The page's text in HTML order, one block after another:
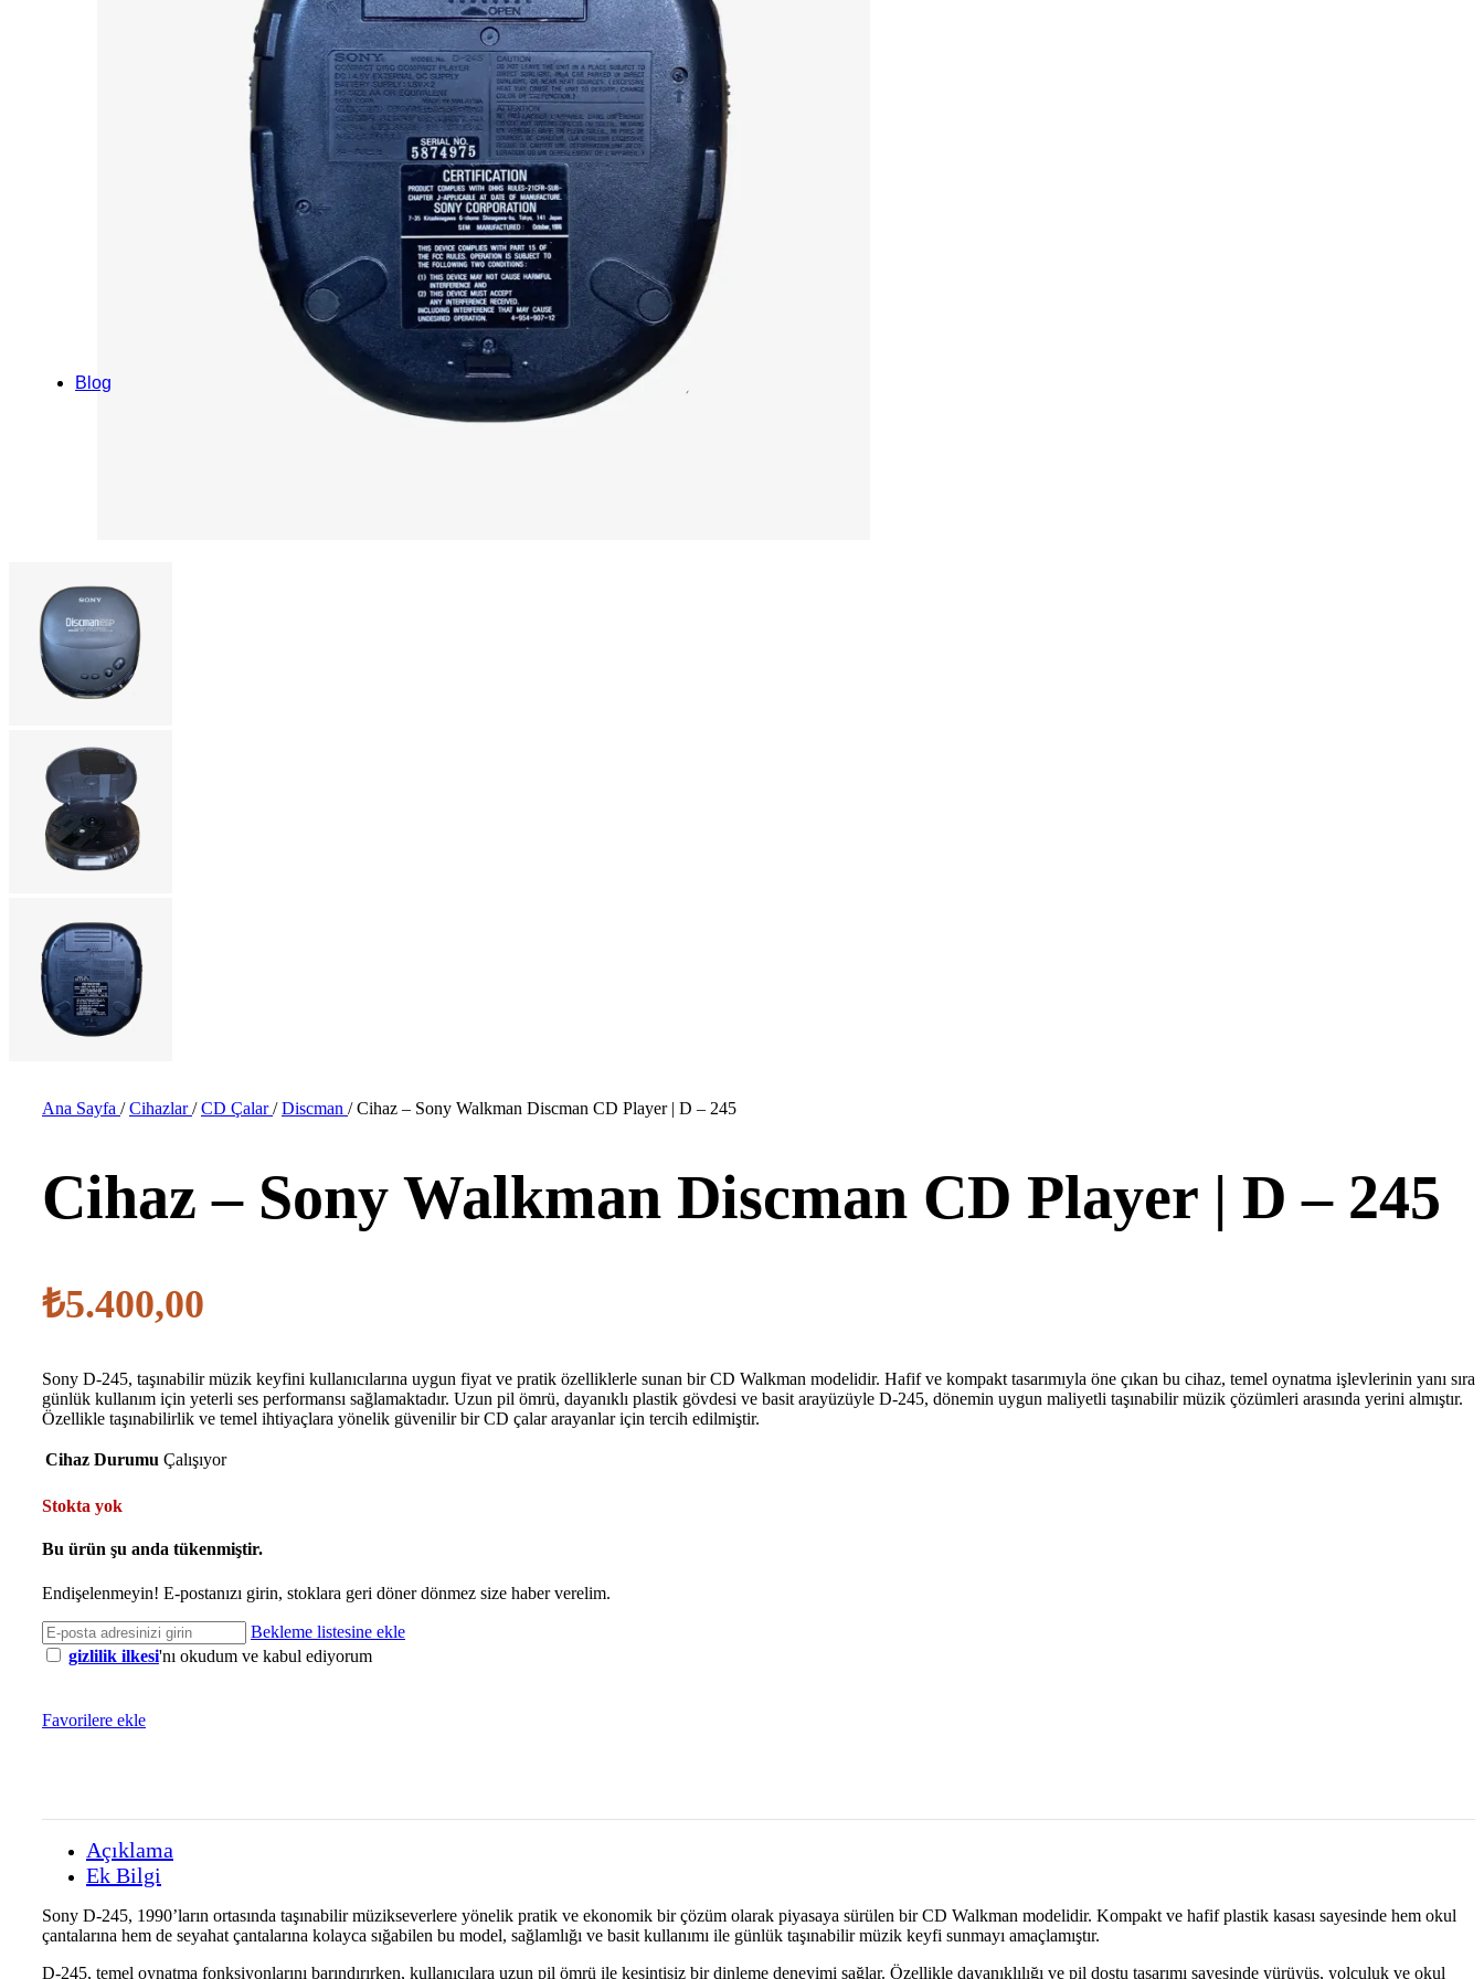
Cihaz – Çanta Pikap | Telefunken Musikus 105 V
Cihaz – Çanta Pikap | Teppaz
Blog
Ana Sayfa / Cihazlar/ CD Çalar/ Discman / Cihaz – Sony Walkman Discman CD Player | D – 245
Cihaz – Sony Walkman Discman CD Player | D – 245
₺5.400,00
Sony D-245, taşınabilir müzik keyfini kullanıcılarına uygun fiyat ve pratik özelliklerle sunan bir CD Walkman modelidir. Hafif ve kompakt tasarımıyla öne çıkan bu cihaz, temel oynatma işlevlerinin yanı sıra
günlük kullanım için yeterli ses performansı sağlamaktadır. Uzun pil ömrü, dayanıklı plastik gövdesi ve basit arayüzüyle D-245, dönemin uygun maliyetli taşınabilir müzik çözümleri arasında yerini almıştır.
Özellikle taşınabilirlik ve temel ihtiyaçlara yönelik güvenilir bir CD çalar arayanlar için tercih edilmiştir.
Cihaz Durumu Çalışıyor
Stokta yok
Bu ürün şu anda tükenmiştir.
Endişelenmeyin! E-postanızı girin, stoklara geri döner dönmez size haber verelim.
Bekleme listesine ekle
gizlilik ilkesi'nı okudum ve kabul ediyorum
Favorilere ekle
Açıklama
Ek Bilgi
Sony D-245, 1990’ların ortasında taşınabilir müzikseverlere yönelik pratik ve ekonomik bir çözüm olarak piyasaya sürülen bir CD Walkman modelidir. Kompakt ve hafif plastik kasası sayesinde hem okul
çantalarına hem de seyahat çantalarına kolayca sığabilen bu model, sağlamlığı ve basit kullanımı ile günlük taşınabilir müzik keyfi sunmayı amaçlamıştır.
D-245, temel oynatma fonksiyonlarını barındırırken, kullanıcılara uzun pil ömrü ile kesintisiz bir dinleme deneyimi sağlar. Özellikle dayanıklılığı ve pil dostu tasarımı sayesinde yürüyüş, yolculuk ve okul